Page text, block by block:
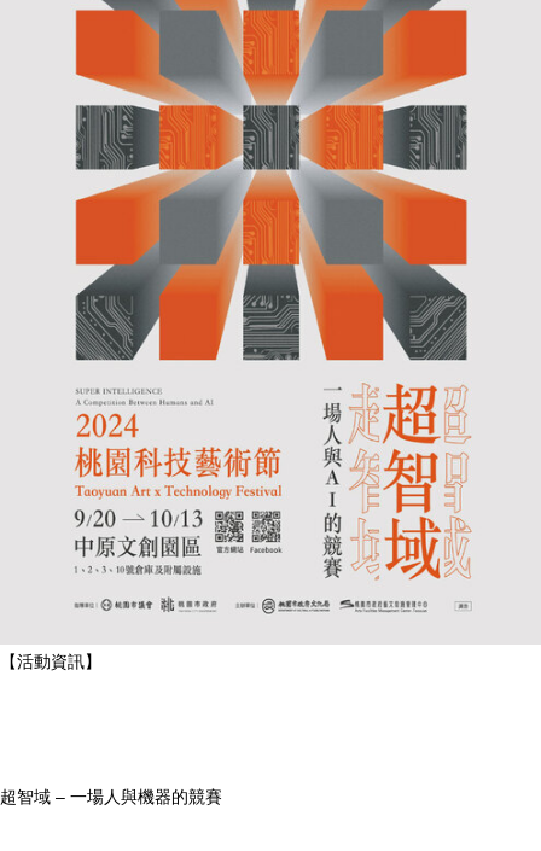
【活動資訊】
超智域 – 一場人與機器的競賽